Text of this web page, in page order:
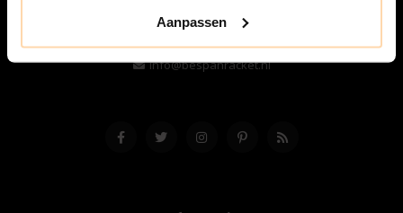
Aanpassen
06-57276080
info@bespanracket.nl